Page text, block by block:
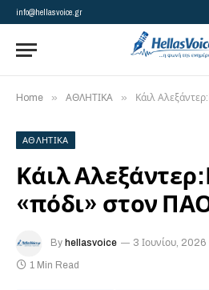
info@hellasvoice.gr
Home » ΑΘΛΗΤΙΚΑ » Κάιλ
ΑΘΛΗΤΙΚΑ
Κάιλ
«πόδι» στον
By hellasvoice 3 Ιουνίου, 2026
1 Min Read